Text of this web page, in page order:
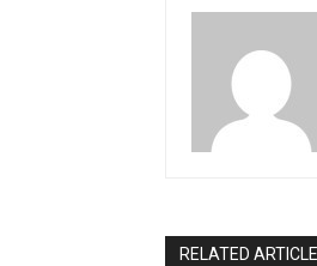
RELATED